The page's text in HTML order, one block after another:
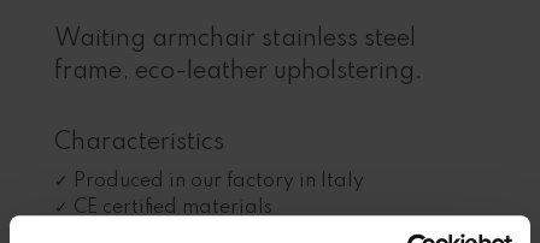
Waiting armchair stainless steel
frame, eco-leather upholstering.
Characteristics
Produced in our factory in Italy
CE certified materials